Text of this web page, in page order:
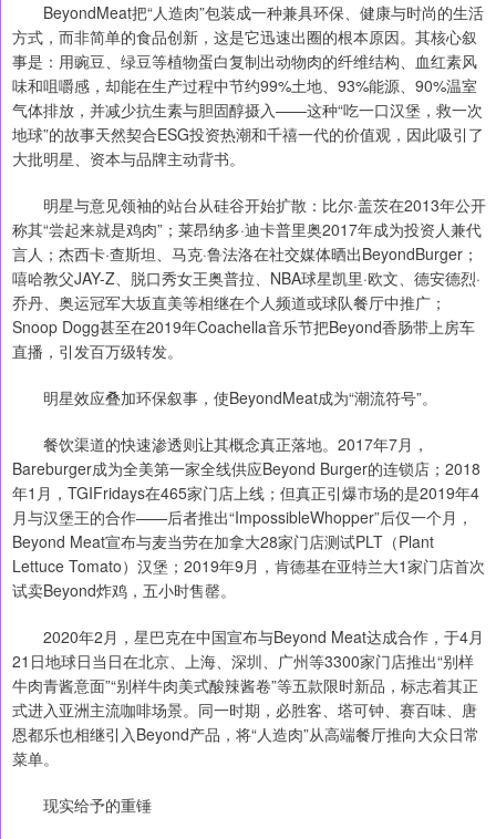
BeyondMeat把“人造肉”包装成一种兼具环保、健康与时尚的生活
方式，而非简单的食品创新，这是它迅速出圈的根本原因。其核心叙
事是：用豌豆、绿豆等植物蛋白复制出动物肉的纤维结构、血红素风
味和咀嚼感，却能在生产过程中节约99%土地、93%能源、90%温室
气体排放，并减少抗生素与胆固醇摄入——这种“吃一口汉堡，救一次
地球”的故事天然契合ESG投资热潮和千禧一代的价值观，因此吸引了
大批明星、资本与品牌主动背书。
明星与意见领袖的站台从硅谷开始扩散：比尔·盖茨在2013年公开
称其“尝起来就是鸡肉”；莱昂纳多·迪卡普里奥2017年成为投资人兼代
言人；杰西卡·查斯坦、马克·鲁法洛在社交媒体晒出BeyondBurger；
嘻哈教父JAY-Z、脱口秀女王奥普拉、NBA球星凯里·欧文、德安德烈·
乔丹、奥运冠军大坂直美等相继在个人频道或球队餐厅中推广；
Snoop Dogg甚至在2019年Coachella音乐节把Beyond香肠带上房车
直播，引发百万级转发。
明星效应叠加环保叙事，使BeyondMeat成为“潮流符号”。
餐饮渠道的快速渗透则让其概念真正落地。2017年7月，
Bareburger成为全美第一家全线供应Beyond Burger的连锁店；2018
年1月，TGIFridays在465家门店上线；但真正引爆市场的是2019年4
月与汉堡王的合作——后者推出“ImpossibleWhopper”后仅一个月，
Beyond Meat宣布与麦当劳在加拿大28家门店测试PLT（Plant
Lettuce Tomato）汉堡；2019年9月，肯德基在亚特兰大1家门店首次
试卖Beyond炸鸡，五小时售罄。
2020年2月，星巴克在中国宣布与Beyond Meat达成合作，于4月
21日地球日当日在北京、上海、深圳、广州等3300家门店推出“别样
牛肉青酱意面”“别样牛肉美式酸辣酱卷”等五款限时新品，标志着其正
式进入亚洲主流咖啡场景。同一时期，必胜客、塔可钟、赛百味、唐
恩都乐也相继引入Beyond产品，将“人造肉”从高端餐厅推向大众日常
菜单。
现实给予的重锤